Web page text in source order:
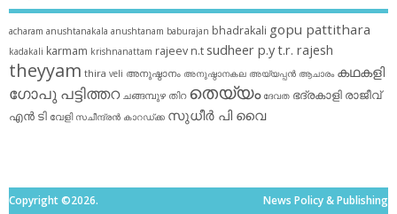
acharam anushtanakala anushtanam baburajan bhadrakali gopu pattithara
kadakali karmam krishnanattam rajeev n.t sudheer p.yt.r. rajesh
theyyam thira veli അനുഷ്ഠാനം അനുഷ്ഠാനകല അയ്യപ്പന്‍ ആചാരം കഥകളി
ഗോപു പട്ടിത്തറ ചങ്ങമ്പുഴ തിറ തെയ്യം ദേവത ഭദ്രകാളി രാജീവ്
എൻ ടി വേളി സചീന്ദ്രന്‍ കാറഡ്ക്ക സുധീര്‍ പി വൈ
Copyright ©2026.
News Policy & Publishing